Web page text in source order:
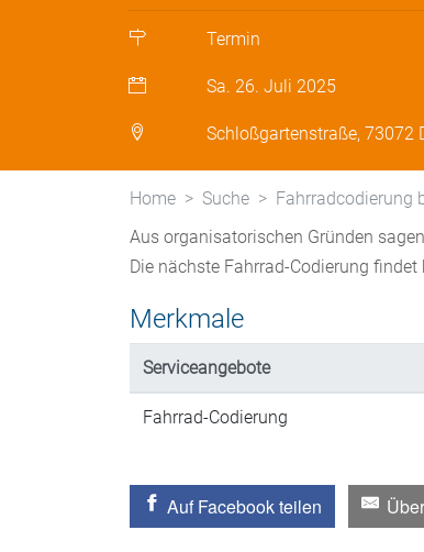
Termin
Sa. 26. Juli 2025
Schloßgartenstraße, 73072
Home Suche
Fahrradcodierung
Aus organisatorischen Gründen
Die nächste Fahrrad-Codierung
Merkmale
Serviceangebote
Fahrrad-Codierung
Auf Facebook teilen